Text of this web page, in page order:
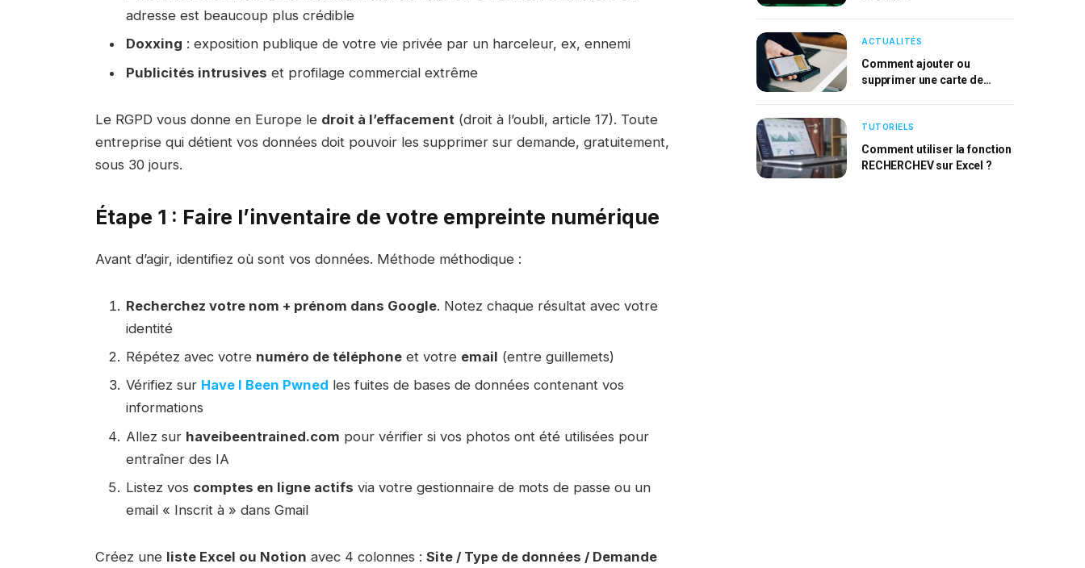
adresse est beaucoup plus crédible
Doxxing : exposition publique de votre vie privée par un harceleur, ex, ennemi
Publicités intrusives et profilage commercial extrême
Le RGPD vous donne en Europe le droit à l’effacement (droit à l’oubli, article 17). Toute
entreprise qui détient vos données doit pouvoir les supprimer sur demande, gratuitement,
sous 30 jours.
Étape 1 : Faire l’inventaire de votre empreinte numérique
Avant d’agir, identifiez où sont vos données. Méthode méthodique :
Recherchez votre nom + prénom dans Google. Notez chaque résultat avec votre
identité
Répétez avec votre numéro de téléphoneet votre email (entre guillemets)
Vérifiez sur Have I Been Pwned les fuites de bases de données contenant vos
informations
Allez sur haveibeentrained.com pour vérifier si vos photos ont été utilisées pour
entraîner des IA
Listez vos comptes en ligne actifs via votre gestionnaire de mots de passe ou un
email « Inscrit à » dans Gmail
Créez une liste Excel ou Notion avec 4 colonnes : Site / Type de données / Demande
ACTUALITÉS
Comment ajouter ou
supprimer une carte de
TUTORIELS
Comment utiliser la fonction
RECHERCHEV sur Excel ?